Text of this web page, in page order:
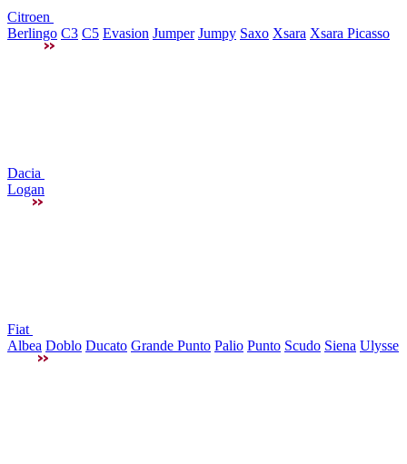
Citroen
Berlingo C3 C5 Evasion Jumper Jumpy Saxo Xsara Xsara Picasso
Dacia
Logan
Fiat
Albea Doblo Ducato Grande Punto Palio Punto Scudo Siena Ulysse